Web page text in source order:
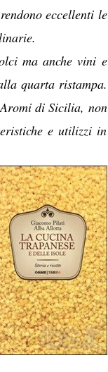
eccellenti le
ma anche vini e
quarta ristampa.
di Sicilia, non
e utilizzi in